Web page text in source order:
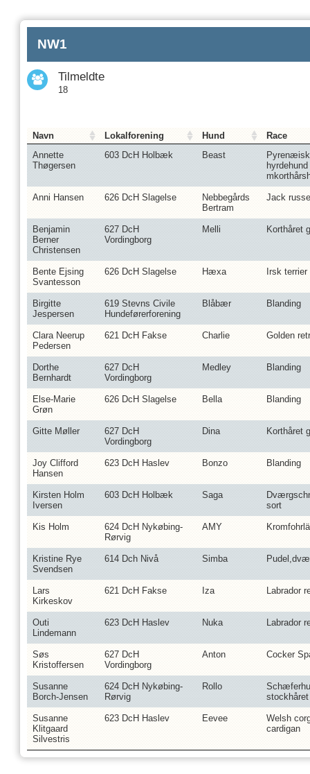
NW1
Tilmeldte
18
Navn Lokalforening Hund
Race
Annette
Thøgersen
603 DcH Holbæk Beast
Pyrenæisk
hyrdehund
Anni Hansen 626 DcH Slagelse
Nebbegårds
Bertram
Jack
Benjamin
Berner
Christensen
627 DcH
Vordingborg
Melli Korthåret
Bente Ejsing
Svantesson
626 DcH Slagelse Hæxa Irsk terrier
Birgitte
Jespersen
619 Stevns Civile
Hundeførerforening
Blåbær Blanding
Clara Neerup
Pedersen
621 DcH Fakse Charlie Golden
Dorthe
Bernhardt
627 DcH
Vordingborg
Medley Blanding
Else-Marie
Grøn
626 DcH Slagelse Bella Blanding
Gitte Møller
627 DcH
Vordingborg
Dina Korthåret
Joy Clifford
Hansen
623 DcH Haslev Bonzo Blanding
Kirsten Holm
Iversen
603 DcH Holbæk Saga
sort
Kis Holm
624 DcH Nykøbing-
Rørvig
AMY
Kristine Rye
Svendsen
614 Dch Nivå Simba
Lars
Kirkeskov
621 DcH Fakse Iza Labrador
Outi
Lindemann
623 DcH Haslev Nuka Labrador
Søs
Kristoffersen
627 DcH
Vordingborg
Anton Cocker
Susanne
Borch-Jensen
624 DcH Nykøbing-
Rørvig
Rollo
stockhåret
Susanne
Klitgaard
Silvestris
623 DcH Haslev Eevee
Welsh
cardigan